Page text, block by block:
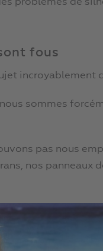
problèmes de
fous
incroyablement
nous sommes
pas nous
nos panneaux